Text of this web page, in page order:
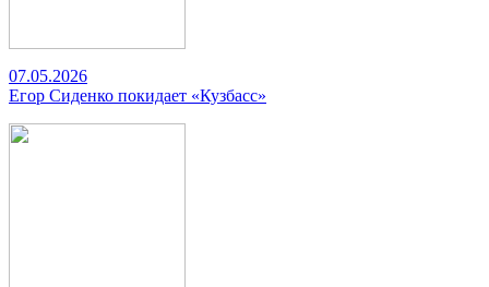
07.05.2026
Егор Сиденко покидает «Кузбасс»